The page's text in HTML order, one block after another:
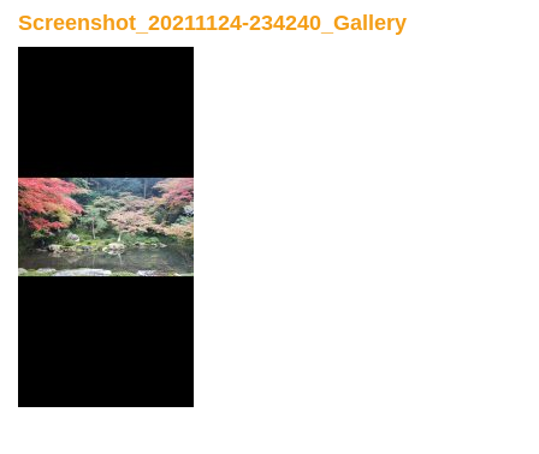
Screenshot_20211124-234240_Gallery